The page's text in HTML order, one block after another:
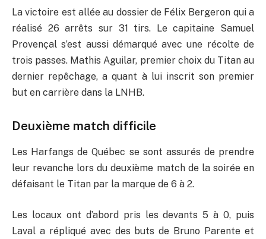
La victoire est allée au dossier de Félix Bergeron qui a
réalisé 26 arrêts sur 31 tirs. Le capitaine Samuel
Provençal s’est aussi démarqué avec une récolte de
trois passes. Mathis Aguilar, premier choix du Titan au
dernier repêchage, a quant à lui inscrit son premier
but en carrière dans la LNHB.
Deuxième match difficile
Les Harfangs de Québec se sont assurés de prendre
leur revanche lors du deuxième match de la soirée en
défaisant le Titan par la marque de 6 à 2.
Les locaux ont d’abord pris les devants 5 à 0, puis
Laval a répliqué avec des buts de Bruno Parente et